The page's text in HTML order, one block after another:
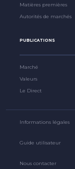
Matières premières
Autorités de marchés
PUBLICATIONS
Marché
Valeurs
Le Direct
Informations légales
Guide utilisateur
Nous contacter